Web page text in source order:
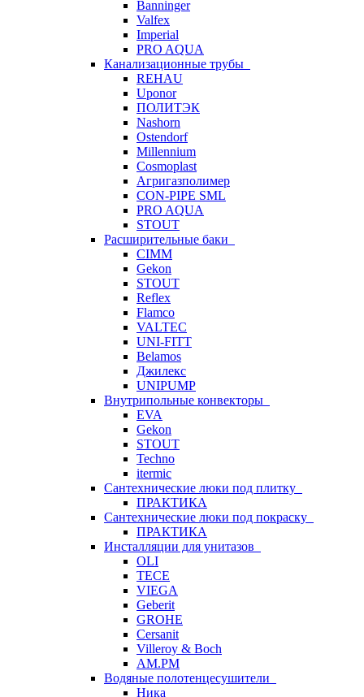
Banninger
Valfex
Imperial
PRO AQUA
Канализационные трубы
REHAU
Uponor
ПОЛИТЭК
Nashorn
Ostendorf
Millennium
Cosmoplast
Агригазполимер
CON-PIPE SML
PRO AQUA
STOUT
Расширительные баки
CIMM
Gekon
STOUT
Reflex
Flamco
VALTEC
UNI-FITT
Belamos
Джилекс
UNIPUMP
Внутрипольные конвекторы
EVA
Gekon
STOUT
Techno
itermic
Сантехнические люки под плитку
ПРАКТИКА
Сантехнические люки под покраску
ПРАКТИКА
Инсталляции для унитазов
OLI
TECE
VIEGA
Geberit
GROHE
Cersanit
Villeroy & Boch
AM.PM
Водяные полотенцесушители
Ника